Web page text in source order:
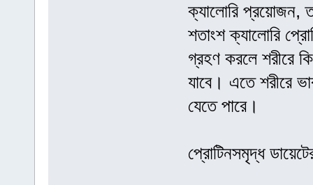
ক্যালোরি প্রয়োজন,
শতাংশ ক্যালোরি
গ্রহণ করলে শরীরে
যাবে। এতে শরীরে
যেতে পারে।
প্রোটিনসমৃদ্ধ